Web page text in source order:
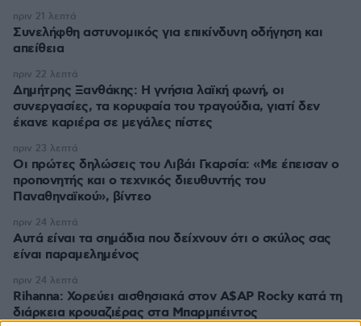
Συνελήφθη αστυνομικός για επικίνδυνη οδήγηση και
απείθεια
πριν 21 λεπτά
Δημήτρης Ξανθάκης: Η γνήσια λαϊκή φωνή, οι
συνεργασίες, τα κορυφαία του τραγούδια, γιατί δεν
έκανε καριέρα σε μεγάλες πίστες
πριν 22 λεπτά
Οι πρώτες δηλώσεις του Λιβάι Γκαρσία: «Με έπεισαν ο
προπονητής και ο τεχνικός διευθυντής του
Παναθηναϊκού», βίντεο
πριν 23 λεπτά
Αυτά είναι τα σημάδια που δείχνουν ότι ο σκύλος σας
είναι παραμελημένος
πριν 24 λεπτά
Rihanna: Χορεύει αισθησιακά στον A$AP Rocky κατά τη
διάρκεια κρουαζιέρας στα Μπαρμπέιντος
πριν 24 λεπτά